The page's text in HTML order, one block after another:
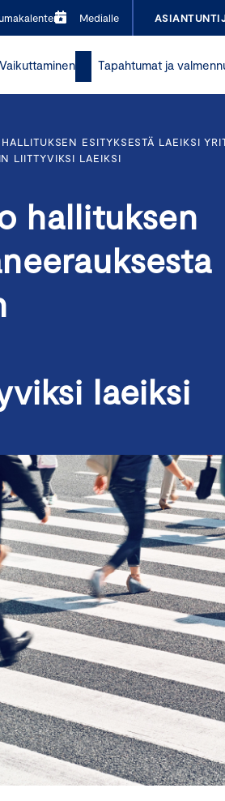
Medialle
Vaikuttaminen Tapahtumat ja
ESITYKSESTÄ LAEIKSI
LIITTYVIKSI LAEIKSI
hallituksen
laeiksi